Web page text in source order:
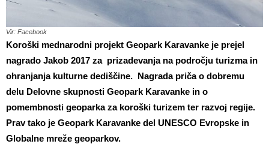
Vir: Facebook
Koroški mednarodni projekt Geopark Karavanke je prejel
nagrado Jakob 2017 za prizadevanja na področju turizma in
ohranjanja kulturne dediščine. Nagrada priča o dobremu
delu Delovne skupnosti Geopark Karavanke in o
pomembnosti geoparka za koroški turizem ter razvoj regije.
Prav tako je Geopark Karavanke del UNESCO Evropske in
Globalne mreže geoparkov.